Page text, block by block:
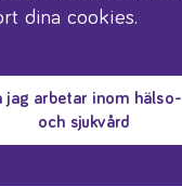
dina cookies.
jag arbetar inom hälso-
och sjukvård
och används